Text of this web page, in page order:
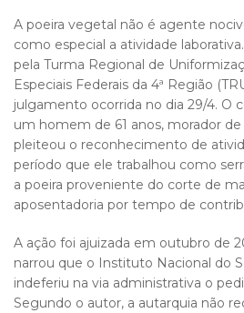
A poeira vegetal não é agente
como especial a atividade
pela Turma Regional de
Especiais Federais da 4ª Região
julgamento ocorrida no dia 29/4. O
um homem de 61 anos, morador
pleiteou o reconhecimento de
período que ele trabalhou como
a poeira proveniente do corte de
aposentadoria por tempo de
A ação foi ajuizada em outubro de
narrou que o Instituto Nacional do
indeferiu na via administrativa o
Segundo o autor, a autarquia não